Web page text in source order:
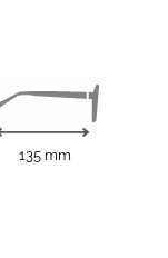
135 mm